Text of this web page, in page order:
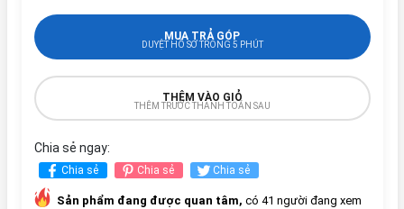
MUA TRẢ GÓP
DUYỆT HỒ SƠ TRONG 5 PHÚT
THÊM VÀO GIỎ
THÊM TRƯỚC THANH TOÁN SAU
Chia sẻ ngay:
Chia sẻ Chia sẻ Chia sẻ
Sản phẩm đang được quan tâm, có 41 người đang xem